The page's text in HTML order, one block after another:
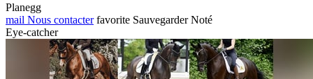
Planegg
mail Nous contacter favorite Sauvegarder Noté
Eye-catcher